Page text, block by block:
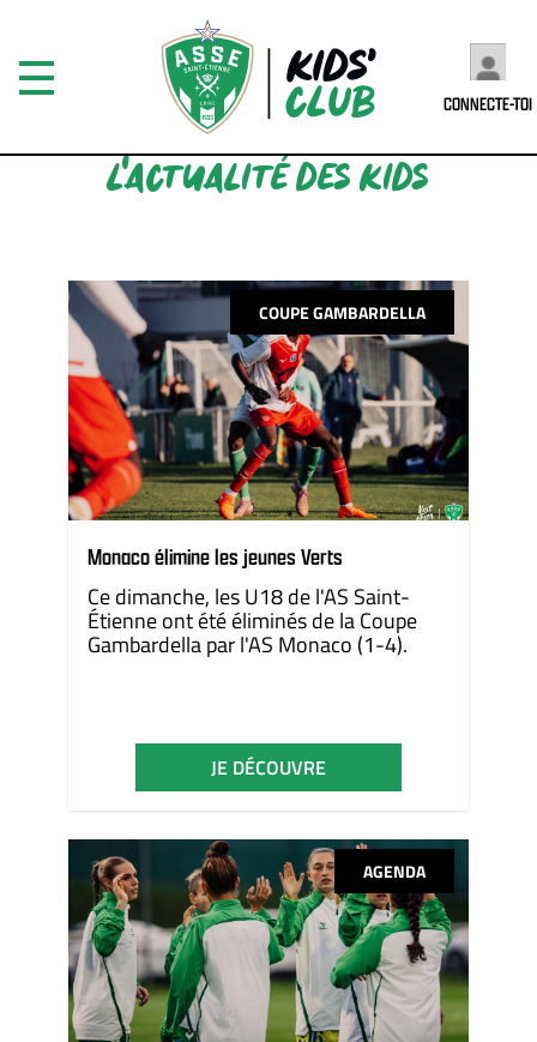
CONNECTE-TOI
L'ACTUALITÉ DES KIDS
COUPE GAMBARDELLA
Monaco élimine les jeunes Verts
Ce dimanche, les U18 de l'AS Saint-
Étienne ont été éliminés de la Coupe
Gambardella par l'AS Monaco (1-4).
JE DÉCOUVRE
AGENDA